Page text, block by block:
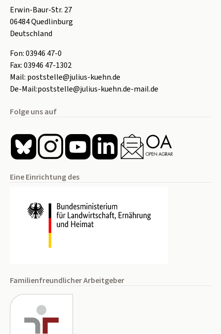
Erwin-Baur-Str. 27
06484Quedlinburg
Deutschland
Fon:03946 47-0
Fax:03946 47-1302
Mail: poststelle@julius-kuehn.de
De-Mail:poststelle@julius-kuehn.de-mail.de
Folge uns auf
Eine Einrichtung des
Familienfreundlicher Arbeitgeber